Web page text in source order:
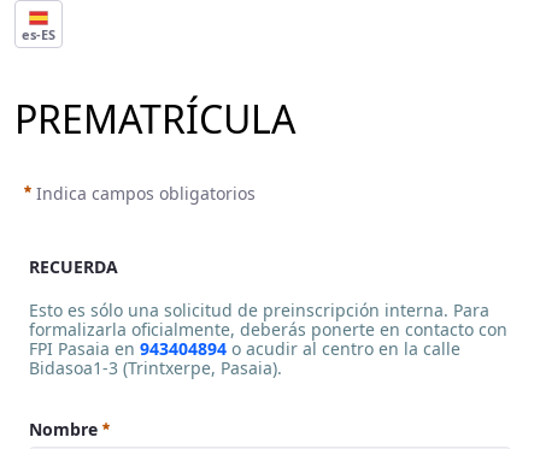
es-ES
PREMATRÍCULA
Indica campos obligatorios
RECUERDA
Esto es sólo una solicitud de preinscripción interna. Para
formalizarla oficialmente, deberás ponerte en contacto con
FPI Pasaia en 943404894 o acudir al centro en la calle
Bidasoa1-3 (Trintxerpe, Pasaia).
<p>Esto es sólo una solicitud de preinscripción interna. Para
Nombre